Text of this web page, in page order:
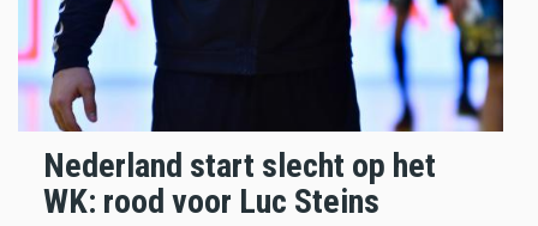
Nederland start slecht op het
WK: rood voor Luc Steins